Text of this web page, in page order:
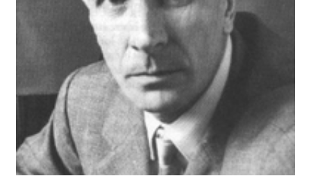
BUSCAR
LISTA DE LIBROS